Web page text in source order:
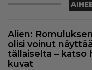
Alien:
olisi voinut
tällaiselta – katso
kuvat